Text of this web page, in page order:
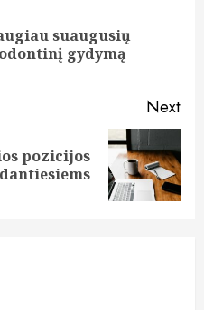
suaugusių
gydymą
Next
pozicijos